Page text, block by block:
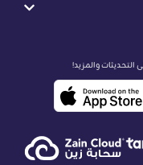
والمزيد!